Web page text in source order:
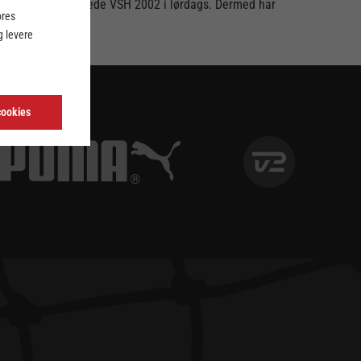
besejrede VSH 2002 i lørdags. Dermed har
levere